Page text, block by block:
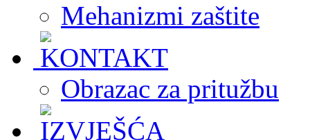
Mehanizmi zaštite
Obrazac za pritužbu